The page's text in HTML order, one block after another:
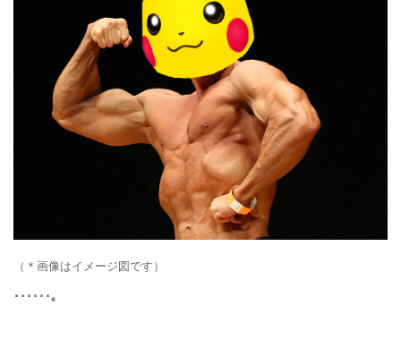
（＊画像はイメージ図です）
･･････。